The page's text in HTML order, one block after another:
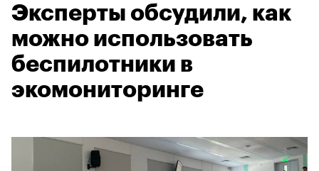
Эксперты обсудили, как
можно использовать
беспилотники в
экомониторинге